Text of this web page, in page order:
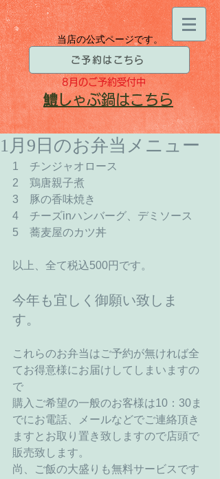
当店の公式ページです。
ご予約はこちら
8月のご予約受付中
​鱧しゃぶ鍋はこちら
1月9日のお弁当メニュー
1　チンジャオロース
2　鶏唐親子煮
3　豚の香味焼き
4　チーズinハンバーグ、デミソース
5　蕎麦屋のカツ丼
以上、全て税込500円です。
今年も宜しく御願い致しま
す。
これらのお弁当はご予約が無ければ全
てお得意様にお届けしてしまいますの
で
購入ご希望の一般のお客様は10：30ま
でにお電話、メールなどでご連絡頂き
ますとお取り置き致しますので店頭で
販売致します。
尚、ご飯の大盛りも無料サービスです